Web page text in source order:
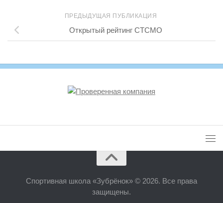
ПРЕДЫДУЩАЯ ПУБЛИКАЦИЯ
Открытый рейтинг СТСМО
Спортивная школа «Зубрёнок» © 2026. Все права
защищены.